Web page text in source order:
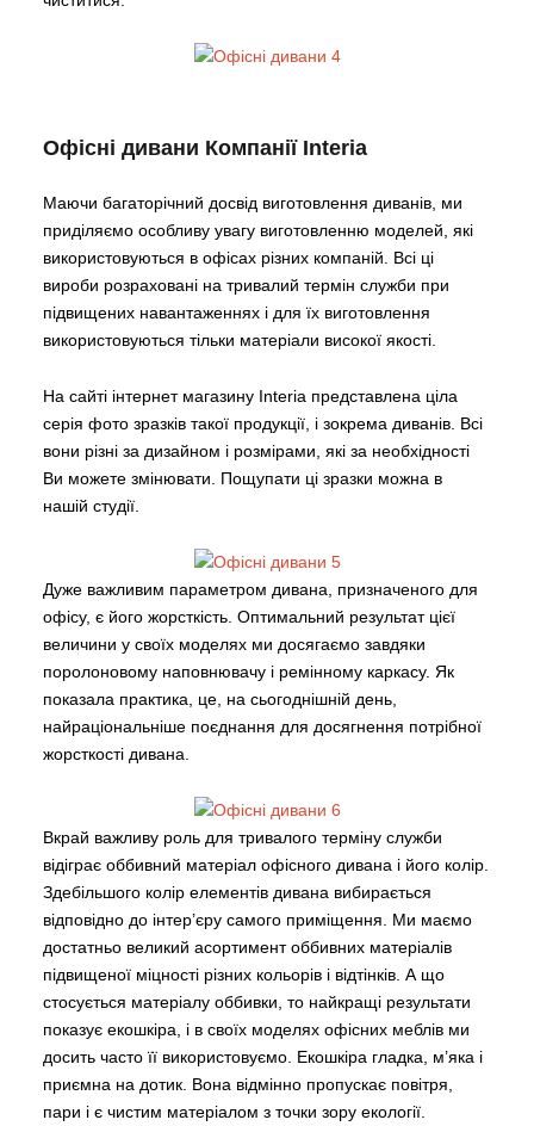
Офісні дивани Компанії Interia
Маючи багаторічний досвід виготовлення диванів, ми
приділяємо особливу увагу виготовленню моделей, які
використовуються в офісах різних компаній. Всі ці
вироби розраховані на тривалий термін служби при
підвищених навантаженнях і для їх виготовлення
використовуються тільки матеріали високої якості.
На сайті інтернет магазину Interia представлена ціла
серія фото зразків такої продукції, і зокрема диванів. Всі
вони різні за дизайном і розмірами, які за необхідності
Ви можете змінювати. Пощупати ці зразки можна в
нашій студії.
Дуже важливим параметром дивана, призначеного для
офісу, є його жорсткість. Оптимальний результат цієї
величини у своїх моделях ми досягаємо завдяки
поролоновому наповнювачу і ремінному каркасу. Як
показала практика, це, на сьогоднішній день,
найраціональніше поєднання для досягнення потрібної
жорсткості дивана.
Вкрай важливу роль для тривалого терміну служби
відіграє оббивний матеріал офісного дивана і його колір.
Здебільшого колір елементів дивана вибирається
відповідно до інтер’єру самого приміщення. Ми маємо
достатньо великий асортимент оббивних матеріалів
підвищеної міцності різних кольорів і відтінків. А що
стосується матеріалу оббивки, то найкращі результати
показує екошкіра, і в своїх моделях офісних меблів ми
досить часто її використовуємо. Екошкіра гладка, м’яка і
приємна на дотик. Вона відмінно пропускає повітря,
пари і є чистим матеріалом з точки зору екології.